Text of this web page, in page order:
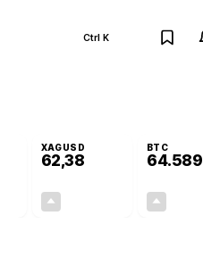
Ctrl K
XAGUSD
62,38
BTC
64.589